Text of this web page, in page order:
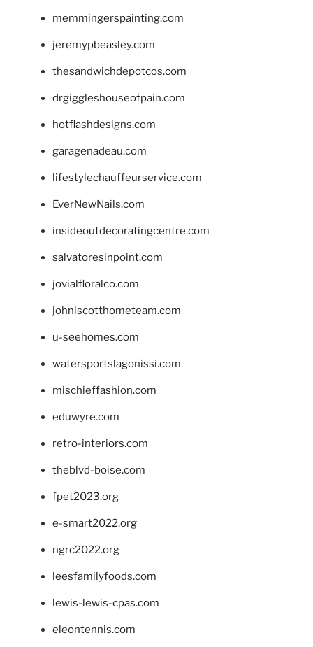
memmingerspainting.com
jeremypbeasley.com
thesandwichdepotcos.com
drgiggleshouseofpain.com
hotflashdesigns.com
garagenadeau.com
lifestylechauffeurservice.com
EverNewNails.com
insideoutdecoratingcentre.com
salvatoresinpoint.com
jovialfloralco.com
johnlscotthometeam.com
u-seehomes.com
watersportslagonissi.com
mischieffashion.com
eduwyre.com
retro-interiors.com
theblvd-boise.com
fpet2023.org
e-smart2022.org
ngrc2022.org
leesfamilyfoods.com
lewis-lewis-cpas.com
eleontennis.com